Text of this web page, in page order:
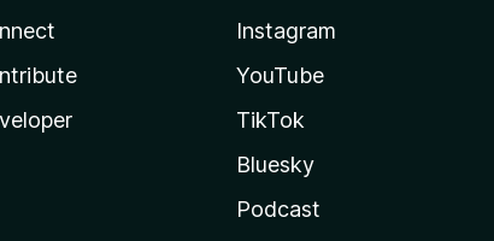
Instagram
YouTube
TikTok
Bluesky
Podcast